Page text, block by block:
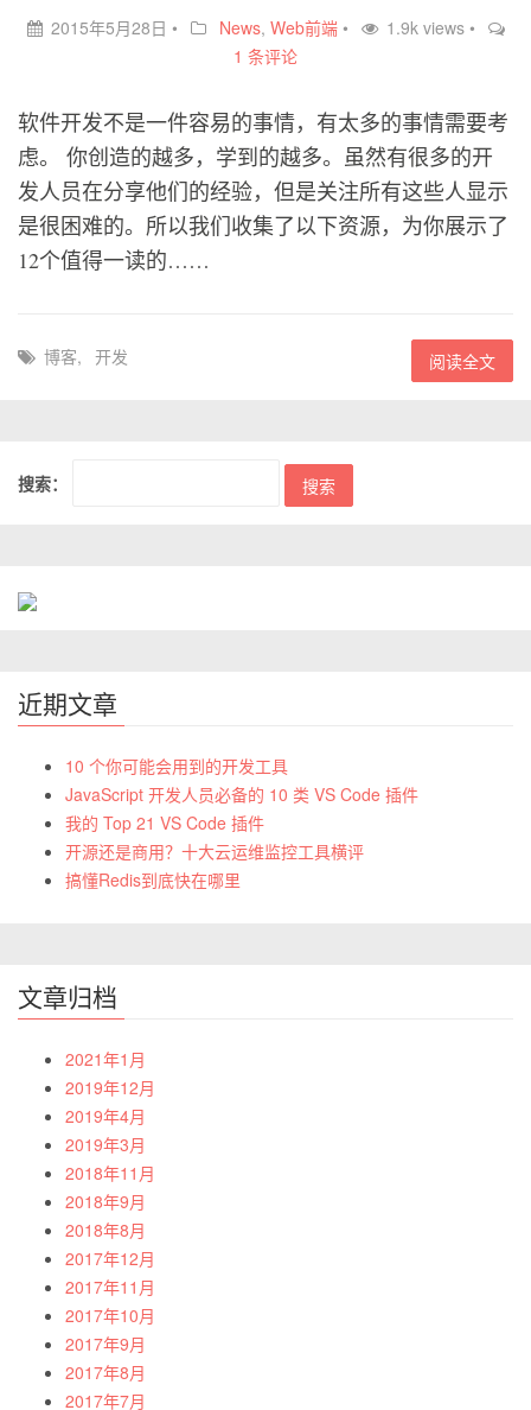
2015年5月28日 • News, Web前端•
1.9k views •
1 条评论
软件开发不是一件容易的事情，有太多的事情需要考
虑。 你创造的越多，学到的越多。虽然有很多的开
发人员在分享他们的经验，但是关注所有这些人显示
是很困难的。所以我们收集了以下资源，为你展示了
12个值得一读的……
博客, 开发 阅读全文
搜索：
近期文章
10 个你可能会用到的开发工具
JavaScript 开发人员必备的 10 类 VS Code 插件
我的 Top 21 VS Code 插件
开源还是商用？十大云运维监控工具横评
搞懂Redis到底快在哪里
文章归档
2021年1月
2019年12月
2019年4月
2019年3月
2018年11月
2018年9月
2018年8月
2017年12月
2017年11月
2017年10月
2017年9月
2017年8月
2017年7月